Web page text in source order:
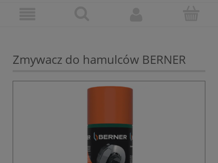
Zmywacz do hamulców BERNER